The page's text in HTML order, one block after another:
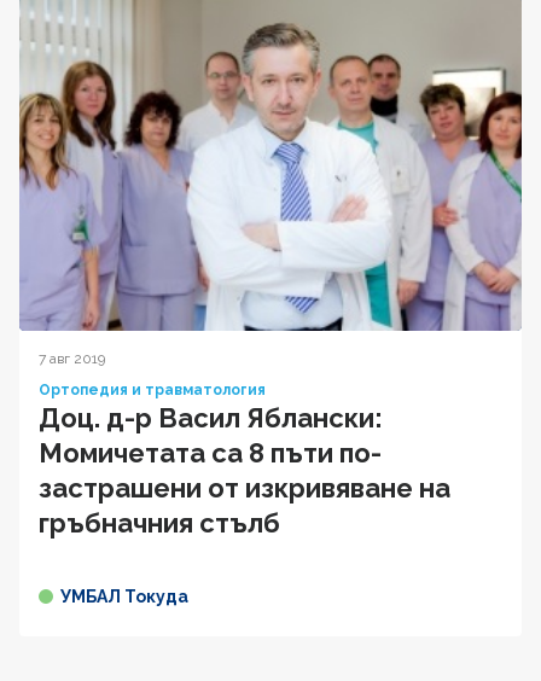
7 авг 2019
Ортопедия и травматология
Доц. д-р Васил Яблански:
Момичетата са 8 пъти по-
застрашени от изкривяване на
гръбначния стълб
УМБАЛ Токуда